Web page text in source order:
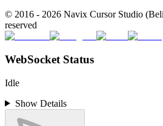
© 2016 - 2026 Navix Cursor Studio
reserved
WebSocket Status
Idle
Show Details